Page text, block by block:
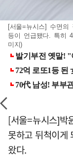
[서울=뉴시스] 수면
등이 언급됐다. 특히
미지)
[서울=뉴시스]박
못하고 뒤척이게
왔다.